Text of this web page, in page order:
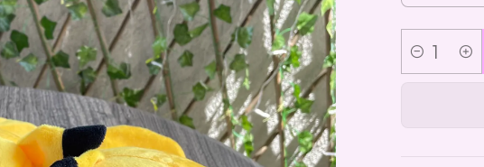
Cantidad